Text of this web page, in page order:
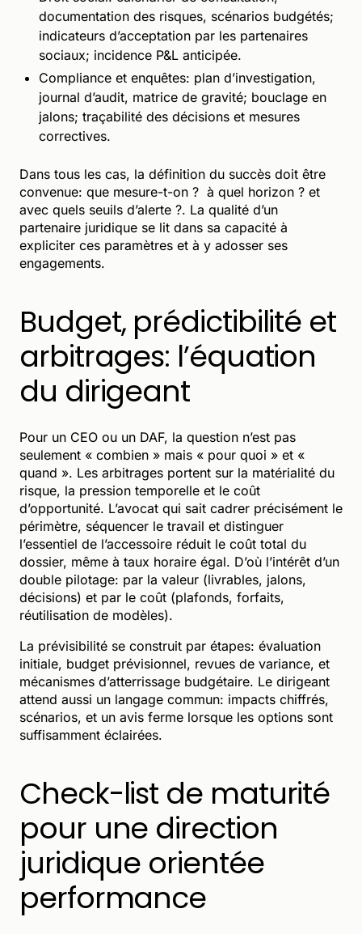
documentation des risques, scénarios budgétés;
indicateurs d’acceptation par les partenaires
sociaux; incidence P&L anticipée.
Compliance et enquêtes: plan d’investigation,
journal d’audit, matrice de gravité; bouclage en
jalons; traçabilité des décisions et mesures
correctives.
Dans tous les cas, la définition du succès doit être
convenue: que mesure-t-on ? à quel horizon ? et
avec quels seuils d’alerte ?. La qualité d’un
partenaire juridique se lit dans sa capacité à
expliciter ces paramètres et à y adosser ses
engagements.
Budget, prédictibilité et
arbitrages: l’équation
du dirigeant
Pour un CEO ou un DAF, la question n’est pas
seulement « combien » mais « pour quoi » et «
quand ». Les arbitrages portent sur la matérialité du
risque, la pression temporelle et le coût
d’opportunité. L’avocat qui sait cadrer précisément le
périmètre, séquencer le travail et distinguer
l’essentiel de l’accessoire réduit le coût total du
dossier, même à taux horaire égal. D’où l’intérêt d’un
double pilotage: par la valeur (livrables, jalons,
décisions) et par le coût (plafonds, forfaits,
réutilisation de modèles).
La prévisibilité se construit par étapes: évaluation
initiale, budget prévisionnel, revues de variance, et
mécanismes d’atterrissage budgétaire. Le dirigeant
attend aussi un langage commun: impacts chiffrés,
scénarios, et un avis ferme lorsque les options sont
suffisamment éclairées.
Check-list de maturité
pour une direction
juridique orientée
performance